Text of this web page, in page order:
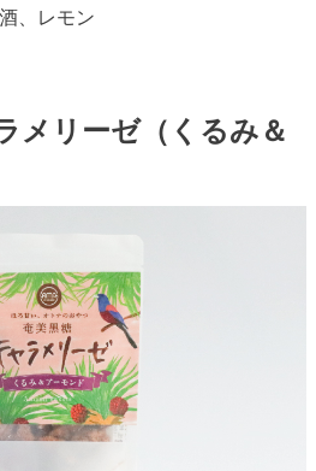
、レモン
メリーゼ（くるみ＆